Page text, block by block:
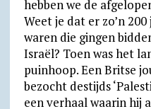
hebben we de
Weet je dat er zo’n
waren die gingen
Israël? Toen was het
puinhoop. Een Britse
bezocht destijds
een verhaal waarin hij